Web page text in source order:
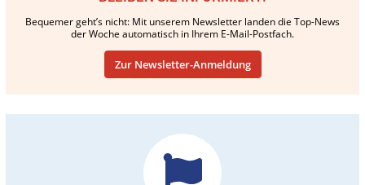
Bequemer geht’s nicht: Mit unserem Newsletter landen die Top-News
der Woche automatisch in Ihrem E-Mail-Postfach.
Zur Newsletter-Anmeldung